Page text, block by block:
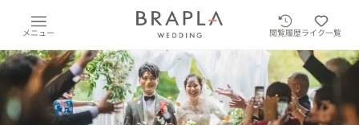
メニュー 閲覧履歴ライク一覧